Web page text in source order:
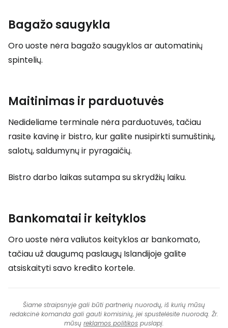
Bagažo saugykla
Oro uoste nėra bagažo saugyklos ar automatinių
spintelių.
Maitinimas ir parduotuvės
Nedideliame terminale nėra parduotuvės, tačiau
rasite kavinę ir bistro, kur galite nusipirkti sumuštinių,
salotų, saldumynų ir pyragaičių.
Bistro darbo laikas sutampa su skrydžių laiku.
Bankomatai ir keityklos
Oro uoste nėra valiutos keityklos ar bankomato,
tačiau už daugumą paslaugų Islandijoje galite
atsiskaityti savo kredito kortele.
Šiame straipsnyje gali būti partnerių nuorodų, iš kurių mūsų
redakcinė komanda gali gauti komisinių, jei spustelėsite nuorodą. Žr.
mūsų reklamos politikos puslapį.